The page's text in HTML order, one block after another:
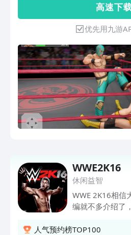
来打你，打他们
敲“时间人仰马
让他们下来。它
这将有助于您练
的对手，你的空
决以及掌握武术
了1V1淘汰赛对
的第一人，所以
斗争。这并不是
玩过。游戏中可
泰拳，功夫，空
新的球员。硬币
或通过完全敲你
并赢得了摔跤比
择和设置的名称
的战斗经验。接
电流环圆形解锁
高 速 下
优先用九游
WWE2K16
休闲益智
WWE 2K16相信
编就不多介绍了
也在里面哟！
人气预约榜TOP100